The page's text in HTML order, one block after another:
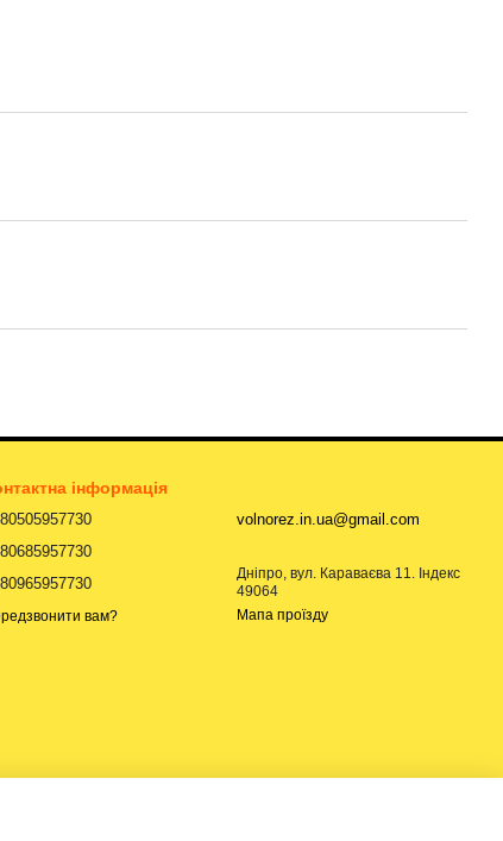
інформація
вам?
volnorez.in.ua@gmail.com
Дніпро, вул. Караваєва 11. Індекс
49064
Мапа проїзду